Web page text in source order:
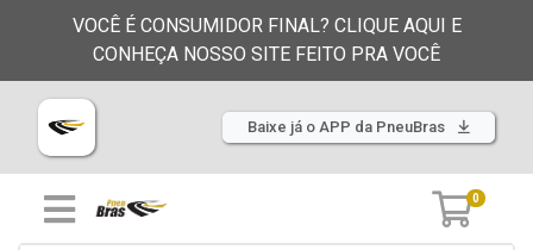
VOCÊ É CONSUMIDOR FINAL? CLIQUE AQUI E
CONHEÇA NOSSO SITE FEITO PRA VOCÊ
Baixe já o APP da PneuBras
0